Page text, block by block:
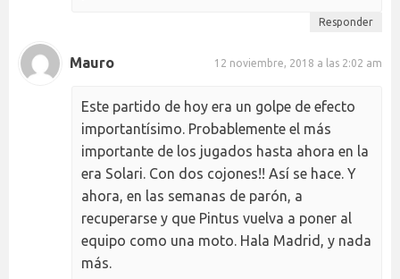
Responder
Mauro 12 noviembre, 2018 a las 2:02 am
Este partido de hoy era un golpe de efecto
importantísimo. Probablemente el más
importante de los jugados hasta ahora en la
era Solari. Con dos cojones!! Así se hace. Y
ahora, en las semanas de parón, a
recuperarse y que Pintus vuelva a poner al
equipo como una moto. Hala Madrid, y nada
más.